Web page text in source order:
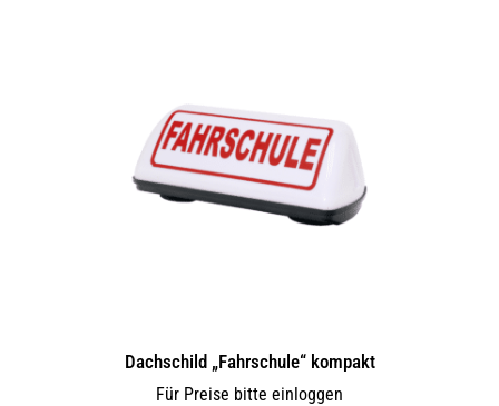
Dachschild „Fahrschule“ kompakt
Für Preise bitte einloggen